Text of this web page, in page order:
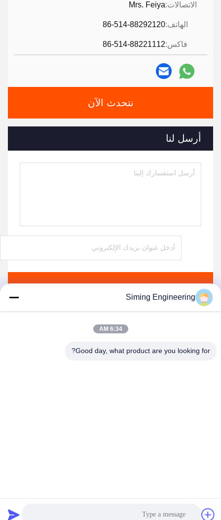
الاتصالات:Mrs. Feiya
الهاتف:86-514-88292120
فاكس:86-514-88221112
نتحدث الآن
أرسل لنا
Siming Engineering
6:34 AM
Good day, what product are you looking for?